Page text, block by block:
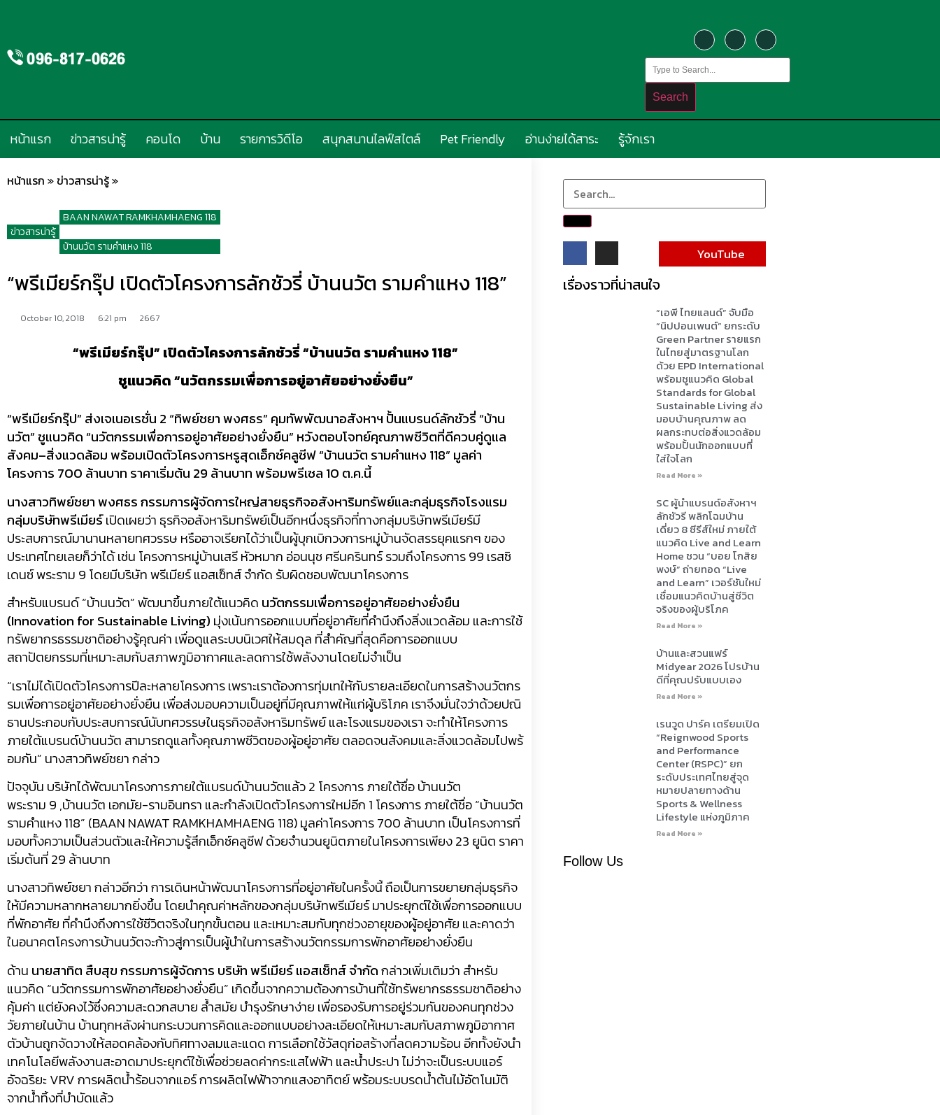
Search
หน้าแรก ข่าวสารน่ารู้ คอนโด บ้าน รายการวิดีโอ สนุกสนานไลฟ์สไตล์ Pet Friendly อ่านง่ายได้สาระ รู้จักเรา
หน้าแรก »ข่าวสารน่ารู้»
ข่าวสารน่ารู้
BAAN NAWAT RAMKHAMHAENG 118
บ้านนวัต รามคำแหง 118
“พรีเมียร์กรุ๊ป เปิดตัวโครงการลักชัวรี่ บ้านนวัต รามคำแหง 118”
October 10, 2018 6:21 pm 2667
“พรีเมียร์กรุ๊ป” เปิดตัวโครงการลักชัวรี่ “บ้านนวัต รามคำแหง118”
ชูแนวคิด “นวัตกรรมเพื่อการอยู่อาศัยอย่างยั่งยืน”
“พรีเมียร์กรุ๊ป” ส่งเจเนอเรชั่น 2 “ทิพย์ชยา พงศธร” คุมทัพพัฒนาอสังหาฯ ปั้นแบรนด์ลักชัวรี่ “บ้าน
นวัต” ชูแนวคิด “นวัตกรรมเพื่อการอยู่อาศัยอย่างยั่งยืน” หวังตอบโจทย์คุณภาพชีวิตที่ดีควบคู่ดูแล
สังคม–สิ่งแวดล้อม พร้อมเปิดตัวโครงการหรูสุดเอ็กซ์คลูซีฟ “บ้านนวัต รามคำแหง 118” มูลค่า
โครงการ 700 ล้านบาท ราคาเริ่มต้น 29 ล้านบาท พร้อมพรีเซล 10 ต.ค.นี้
นางสาวทิพย์ชยา พงศธร กรรมการผู้จัดการใหญ่สายธุรกิจอสังหาริมทรัพย์และกลุ่มธุรกิจโรงแรม
กลุ่มบริษัทพรีเมียร์เปิดเผยว่า ธุรกิจอสังหาริมทรัพย์เป็นอีกหนึ่งธุรกิจที่ทางกลุ่มบริษัทพรีเมียร์มี
ประสบการณ์มานานหลายทศวรรษ หรืออาจเรียกได้ว่าเป็นผู้บุกเบิกวงการหมู่บ้านจัดสรรยุคแรกๆ ของ
ประเทศไทยเลยก็ว่าได้ เช่น โครงการหมู่บ้านเสรี หัวหมาก อ่อนนุช ศรีนครินทร์ รวมถึงโครงการ99 เรสซิ
เดนซ์ พระราม 9 โดยมีบริษัท พรีเมียร์ แอสเซ็ทส์ จำกัด รับผิดชอบพัฒนาโครงการ
สำหรับแบรนด์ “บ้านนวัต” พัฒนาขึ้นภายใต้แนวคิด นวัตกรรมเพื่อการอยู่อาศัยอย่างยั่งยืน
(Innovation for Sustainable Living) มุ่งเน้นการออกแบบที่อยู่อาศัยที่คำนึงถึงสิ่งแวดล้อม และการใช้
ทรัพยากรธรรมชาติอย่างรู้คุณค่า เพื่อดูแลระบบนิเวศให้สมดุล ที่สำคัญที่สุดคือการออกแบบ
สถาปัตยกรรมที่เหมาะสมกับสภาพภูมิอากาศและลดการใช้พลังงานโดยไม่จำเป็น
“เราไม่ได้เปิดตัวโครงการปีละหลายโครงการ เพราะเราต้องการทุ่มเทให้กับรายละเอียดในการสร้างนวัตกร
รมเพื่อการอยู่อาศัยอย่างยั่งยืน เพื่อส่งมอบความเป็นอยู่ที่มีคุณภาพให้แก่ผู้บริโภค เราจึงมั่นใจว่าด้วยปณิ
ธานประกอบกับประสบการณ์นับทศวรรษในธุรกิจอสังหาริมทรัพย์ และโรงแรมของเรา จะทำให้โครงการ
ภายใต้แบรนด์บ้านนวัต สามารถดูแลทั้งคุณภาพชีวิตของผู้อยู่อาศัย ตลอดจนสังคมและสิ่งแวดล้อมไปพร้
อมกัน” นางสาวทิพย์ชยา กล่าว
ปัจจุบัน บริษัทได้พัฒนาโครงการภายใต้แบรนด์บ้านนวัตแล้ว2 โครงการ ภายใต้ชื่อ บ้านนวัต
พระราม 9 ,บ้านนวัต เอกมัย-รามอินทรา และกำลังเปิดตัวโครงการใหม่อีก 1 โครงการ ภายใต้ชื่อ “บ้านนวัต
รามคำแหง118” (BAAN NAWAT RAMKHAMHAENG 118)มูลค่าโครงการ700 ล้านบาท เป็นโครงการที่
มอบทั้งความเป็นส่วนตัวและให้ความรู้สึกเอ็กซ์คลูซีฟ ด้วยจำนวนยูนิตภายในโครงการเพียง23 ยูนิต ราคา
เริ่มต้นที่29 ล้านบาท
นางสาวทิพย์ชยา กล่าวอีกว่า การเดินหน้าพัฒนาโครงการที่อยู่อาศัยในครั้งนี้ ถือเป็นการขยายกลุ่มธุรกิจ
ให้มีความหลากหลายมากยิ่งขึ้น โดยนำคุณค่าหลักของกลุ่มบริษัทพรีเมียร์ มาประยุกต์ใช้เพื่อการออกแบบ
ที่พักอาศัย ที่คำนึงถึงการใช้ชีวิตจริงในทุกขั้นตอน และเหมาะสมกับทุกช่วงอายุของผู้อยู่อาศัย และคาดว่า
ในอนาคตโครงการบ้านนวัตจะก้าวสู่การเป็นผู้นำในการสร้างนวัตกรรมการพักอาศัยอย่างยั่งยืน
ด้าน นายสาทิต สืบสุข กรรมการผู้จัดการ บริษัท พรีเมียร์ แอสเซ็ทส์ จำกัดกล่าวเพิ่มเติมว่า สำหรับ
แนวคิด “นวัตกรรมการพักอาศัยอย่างยั่งยืน” เกิดขึ้นจากความต้องการบ้านที่ใช้ทรัพยากรธรรมชาติอย่าง
คุ้มค่า แต่ยังคงไว้ซึ่งความสะดวกสบาย ล้ำสมัย บำรุงรักษาง่าย เพื่อรองรับการอยู่ร่วมกันของคนทุกช่วง
วัยภายในบ้าน บ้านทุกหลังผ่านกระบวนการคิดและออกแบบอย่างละเอียดให้เหมาะสมกับสภาพภูมิอากาศ
ตัวบ้านถูกจัดวางให้สอดคล้องกับทิศทางลมและแดด การเลือกใช้วัสดุก่อสร้างที่ลดความร้อน อีกทั้งยังนำ
เทคโนโลยีพลังงานสะอาดมาประยุกต์ใช้เพื่อช่วยลดค่ากระแสไฟฟ้า และน้ำประปา ไม่ว่าจะเป็นระบบแอร์
อัจฉริยะVRVการผลิตน้ำร้อนจากแอร์ การผลิตไฟฟ้าจากแสงอาทิตย์ พร้อมระบบรดน้ำต้นไม้อัตโนมัติ
จากน้ำทิ้งที่บำบัดแล้ว
YouTube
เรื่องราวที่น่าสนใจ
“เอพี ไทยแลนด์” จับมือ
“นิปปอนเพนต์” ยกระดับ
Green Partner รายแรก
ในไทยสู่มาตรฐานโลก
ด้วย EPD International
พร้อมชูแนวคิด Global
Standards for Global
Sustainable Living ส่ง
มอบบ้านคุณภาพ ลด
ผลกระทบต่อสิ่งแวดล้อม
พร้อมปั้นนักออกแบบที่
ใส่ใจโลก
Read More »
SC ผู้นำแบรนด์อสังหาฯ
ลักชัวรี พลิกโฉมบ้าน
เดี่ยว 8 ซีรีส์ใหม่ ภายใต้
แนวคิด Live and Learn
Home ชวน “บอย โกสิย
พงษ์” ถ่ายทอด “Live
and Learn” เวอร์ชันใหม่
เชื่อมแนวคิดบ้านสู่ชีวิต
จริงของผู้บริโภค
Read More »
บ้านและสวนแฟร์
Midyear 2026 โปรบ้าน
ดีที่คุณปรับแบบเอง
Read More »
เรนวูด ปาร์ค เตรียมเปิด
“Reignwood Sports
and Performance
Center (RSPC)” ยก
ระดับประเทศไทยสู่จุด
หมายปลายทางด้าน
Sports & Wellness
Lifestyle แห่งภูมิภาค
Read More »
Follow Us